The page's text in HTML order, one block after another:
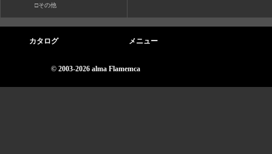
□その他
カタログ メニュー
© 2003-2026 alma Flamemca